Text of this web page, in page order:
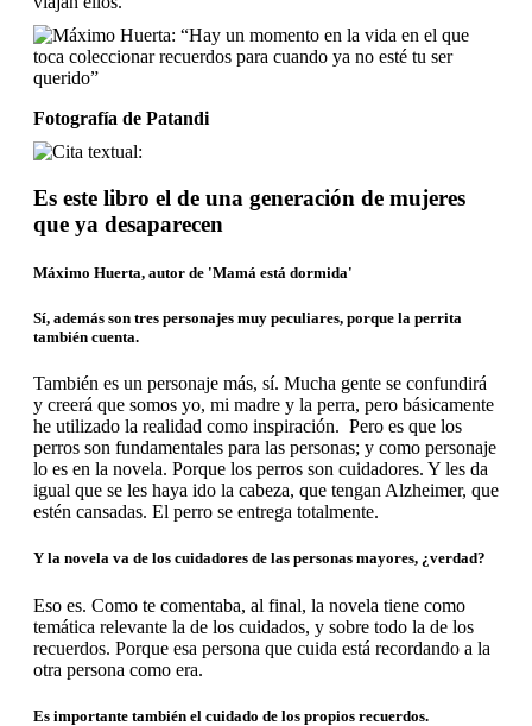
Fotografía de Patandi
Es este libro el de una generación de mujeres
que ya desaparecen
Máximo Huerta, autor de 'Mamá está dormida'
Sí, además son tres personajes muy peculiares, porque la perrita
también cuenta.
También es un personaje más, sí. Mucha gente se confundirá
y creerá que somos yo, mi madre y la perra, pero básicamente
he utilizado la realidad como inspiración. Pero es que los
perros son fundamentales para las personas; y como personaje
lo es en la novela. Porque los perros son cuidadores. Y les da
igual que se les haya ido la cabeza, que tengan Alzheimer, que
estén cansadas. El perro se entrega totalmente.
Y la novela va de los cuidadores de las personas mayores, ¿verdad?
Eso es. Como te comentaba, al final, la novela tiene como
temática relevante la de los cuidados, y sobre todo la de los
recuerdos. Porque esa persona que cuida está recordando a la
otra persona como era.
Es importante también el cuidado de los propios recuerdos.